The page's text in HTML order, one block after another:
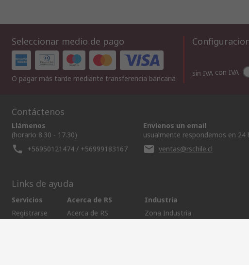
Seleccionar medio de pago
O pagar más tarde mediante transferencia bancaria
sin IVA con IVA
Contáctenos
Llámenos
(horario 8.30 - 17.30)
+56950121474 / +56999183167
Envíenos un email
usualmente respondemos en 24
ventas@rschile.cl
Links de ayuda
Servicios
Registrarse
Acerca de RS
Acerca de RS
Industria
Zona Industria